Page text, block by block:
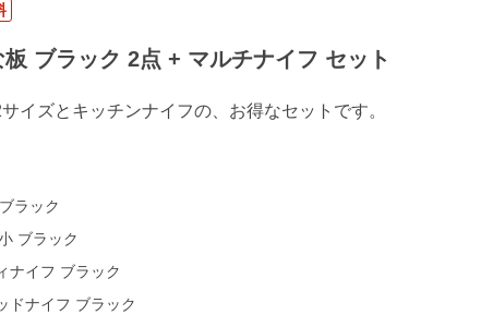
板 ブラック 2点 + マルチナイフ セット
イズとキッチンナイフの、お得なセットです。
ラック
ブラック
ナイフ ブラック
ドナイフ ブラック